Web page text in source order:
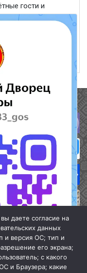
гости и
поздравления и
даете согласие на
данных
и версия ОС; тип и
его экрана;
с какого
и Браузера; какие